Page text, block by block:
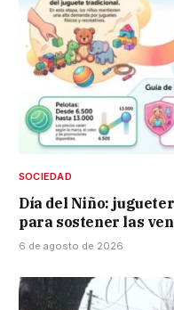
SOCIEDAD
Día del Niño:
para sostener las
6 de agosto de 2026